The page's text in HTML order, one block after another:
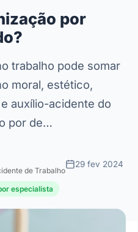
por
trabalho pode somar
moral, estético,
auxílio-acidente do
por de…
de Trabalho
29 fev 2024
especialista